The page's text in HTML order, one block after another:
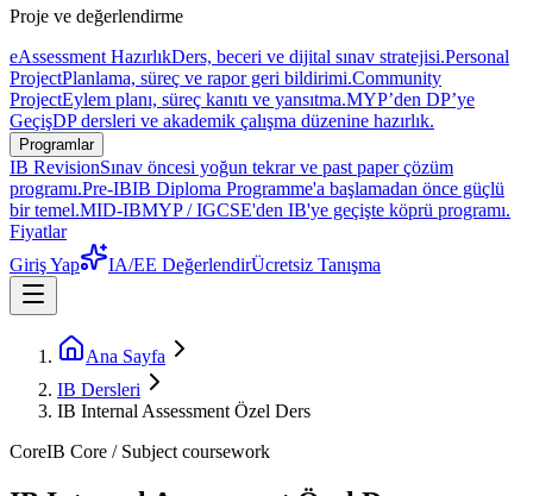
Proje ve değerlendirme
eAssessment HazırlıkDers, beceri ve dijital sınav stratejisi.Personal
ProjectPlanlama, süreç ve rapor geri bildirimi.Community
ProjectEylem planı, süreç kanıtı ve yansıtma.MYP’den DP’ye
GeçişDP dersleri ve akademik çalışma düzenine hazırlık.
Programlar
IB RevisionSınav öncesi yoğun tekrar ve past paper çözüm
programı.Pre-IBIB Diploma Programme'a başlamadan önce güçlü
bir temel.MID-IBMYP / IGCSE'den IB'ye geçişte köprü programı.
Fiyatlar
Giriş Yap
IA/EE DeğerlendirÜcretsiz Tanışma
Ana Sayfa
IB Dersleri
IB Internal Assessment Özel Ders
CoreIB Core / Subject coursework